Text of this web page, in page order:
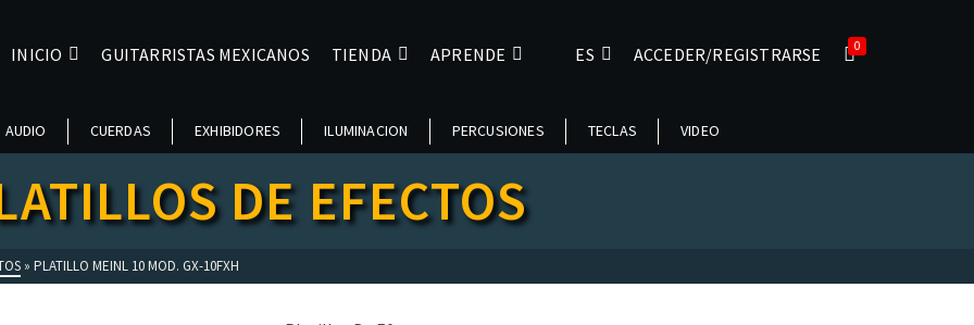
INICIO GUITARRISTAS MEXICANOS TIENDA APRENDE ES ACCEDER/REGISTRARSE 0
AUDIO CUERDAS EXHIBIDORES ILUMINACION PERCUSIONES TECLAS VIDEO
DE EFECTOS
» PLATILLO MEINL 10 MOD. GX-10FXH